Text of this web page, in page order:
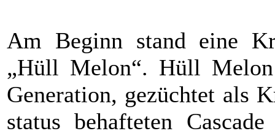
Am Beginn stand eine
„Hüll Melon“. Hüll
Generation, gezüchtet als
status behafteten